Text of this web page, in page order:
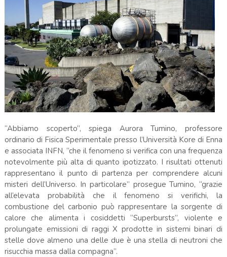
“Abbiamo scoperto”, spiega Aurora Tumino, professore
ordinario di Fisica Sperimentale presso l’Università Kore di Enna
e associata INFN, “che il fenomeno si verifica con una frequenza
notevolmente più alta di quanto ipotizzato. I risultati ottenuti
rappresentano il punto di partenza per comprendere alcuni
misteri dell’Universo. In particolare” prosegue Tumino, “grazie
all’elevata probabilità che il fenomeno si verifichi, la
combustione del carbonio può rappresentare la sorgente di
calore che alimenta i cosiddetti “Superbursts”, violente e
prolungate emissioni di raggi X prodotte in sistemi binari di
stelle dove almeno una delle due è una stella di neutroni che
risucchia massa dalla compagna”.